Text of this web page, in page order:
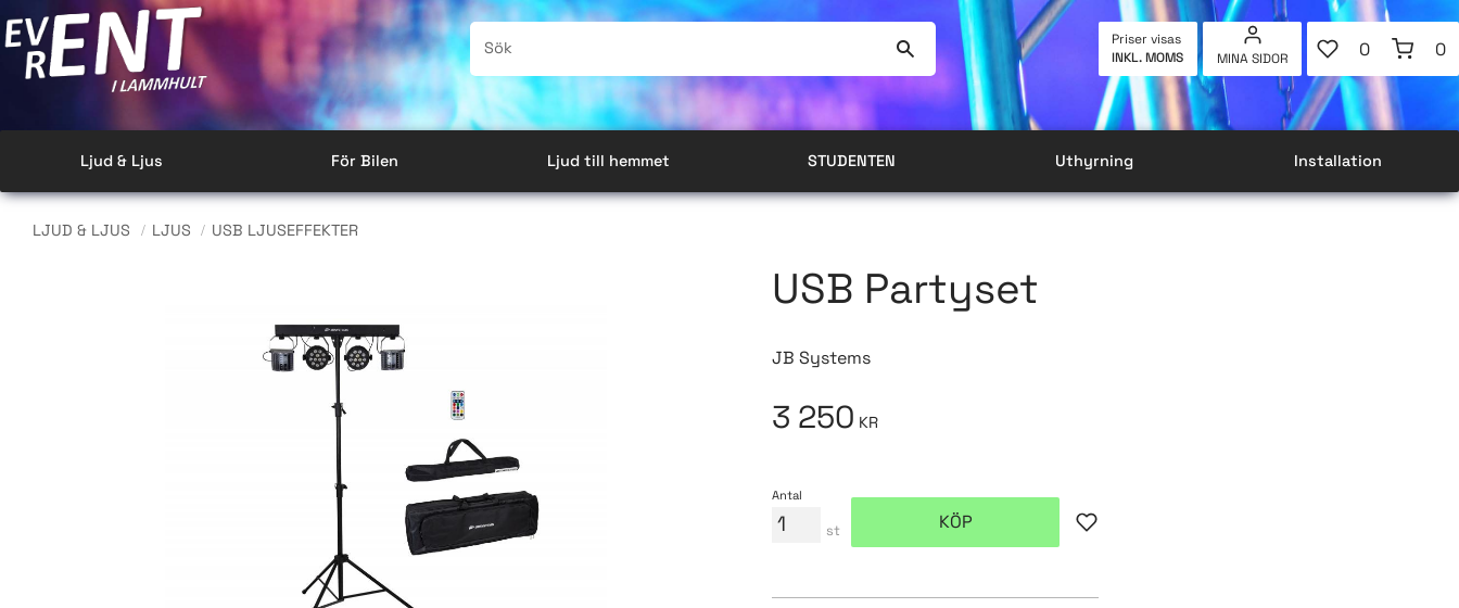
Priser visas
INKL. MOMS
MINA SIDOR
FAVORITER
ANTAL
0 0
Ljud & Ljus För Bilen Ljud till hemmet STUDENTEN Uthyrning Installation
LJUD & LJUS LJUS USB LJUSEFFEKTER
USB Partyset
JB Systems
3 250 KR
Antal
st KÖP Lägg till i favoriter